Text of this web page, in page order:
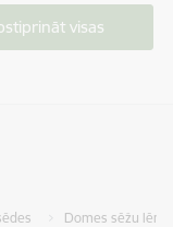
visas
Domes sēžu